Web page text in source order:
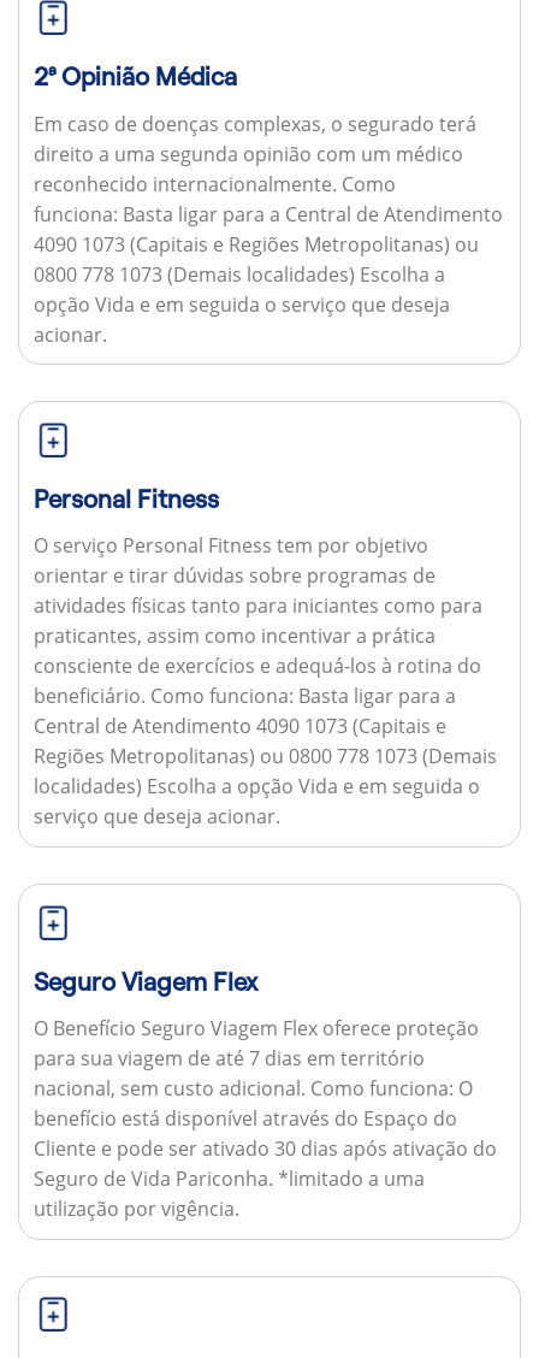
2ª Opinião Médica
Em caso de doenças complexas, o segurado terá
direito a uma segunda opinião com um médico
reconhecido internacionalmente. Como
funciona: Basta ligar para a Central de Atendimento
4090 1073 (Capitais e Regiões Metropolitanas) ou
0800 778 1073 (Demais localidades) Escolha a
opção Vida e em seguida o serviço que deseja
acionar.
Personal Fitness
O serviço Personal Fitness tem por objetivo
orientar e tirar dúvidas sobre programas de
atividades físicas tanto para iniciantes como para
praticantes, assim como incentivar a prática
consciente de exercícios e adequá-los à rotina do
beneficiário. Como funciona: Basta ligar para a
Central de Atendimento 4090 1073 (Capitais e
Regiões Metropolitanas) ou 0800 778 1073 (Demais
localidades) Escolha a opção Vida e em seguida o
serviço que deseja acionar.
Seguro Viagem Flex
O Benefício Seguro Viagem Flex oferece proteção
para sua viagem de até 7 dias em território
nacional, sem custo adicional. Como funciona: O
benefício está disponível através do Espaço do
Cliente e pode ser ativado 30 dias após ativação do
Seguro de Vida Pariconha. *limitado a uma
utilização por vigência.